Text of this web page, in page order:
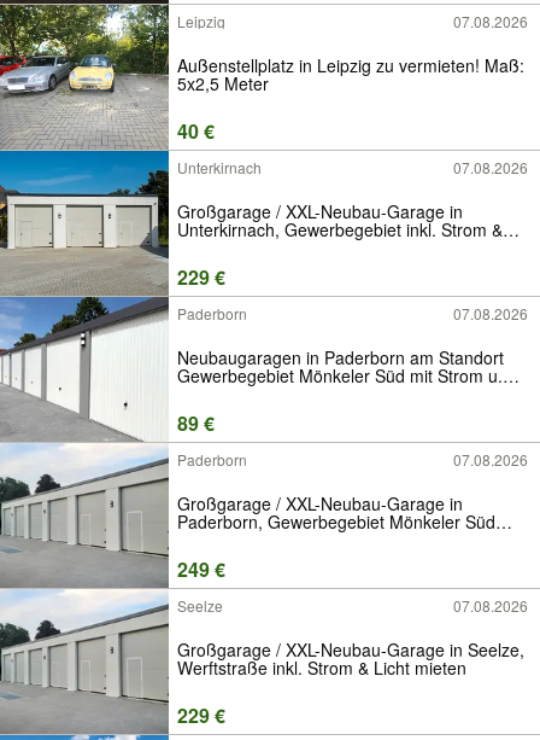
Leipzig 07.08.2026
Außenstellplatz in Leipzig zu vermieten! Maß:
5x2,5 Meter
40 €
Unterkirnach 07.08.2026
Großgarage / XXL-Neubau-Garage in
Unterkirnach, Gewerbegebiet inkl. Strom &
229 €
Paderborn 07.08.2026
Neubaugaragen in Paderborn am Standort
Gewerbegebiet Mönkeler Süd mit Strom u.
Licht zu vermieten
89 €
Paderborn 07.08.2026
Großgarage / XXL-Neubau-Garage in
Paderborn, Gewerbegebiet Mönkeler Süd
inkl. Strom & Licht mieten
249 €
Seelze 07.08.2026
Großgarage / XXL-Neubau-Garage in Seelze,
Werftstraße inkl. Strom & Licht mieten
229 €